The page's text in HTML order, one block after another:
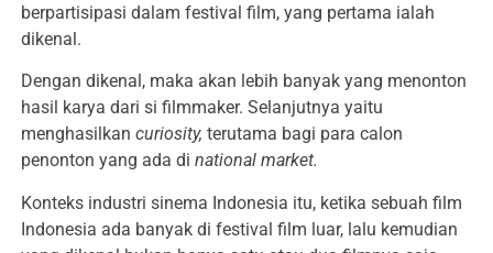
berpartisipasi dalam festival film, yang pertama ialah
dikenal.
Dengan dikenal, maka akan lebih banyak yang menonton
hasil karya dari si filmmaker. Selanjutnya yaitu
menghasilkan curiosity, terutama bagi para calon
penonton yang ada di national market.
Konteks industri sinema Indonesia itu, ketika sebuah film
Indonesia ada banyak di festival film luar, lalu kemudian